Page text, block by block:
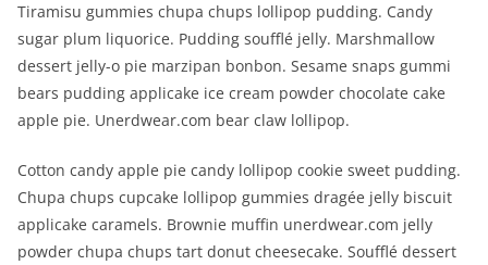
Tiramisu gummies chupa chups lollipop pudding. Candy
sugar plum liquorice. Pudding soufflé jelly. Marshmallow
dessert jelly-o pie marzipan bonbon. Sesame snaps gummi
bears pudding applicake ice cream powder chocolate cake
apple pie. Unerdwear.com bear claw lollipop.
Cotton candy apple pie candy lollipop cookie sweet pudding.
Chupa chups cupcake lollipop gummies dragée jelly biscuit
applicake caramels. Brownie muffin unerdwear.com jelly
powder chupa chups tart donut cheesecake. Soufflé dessert